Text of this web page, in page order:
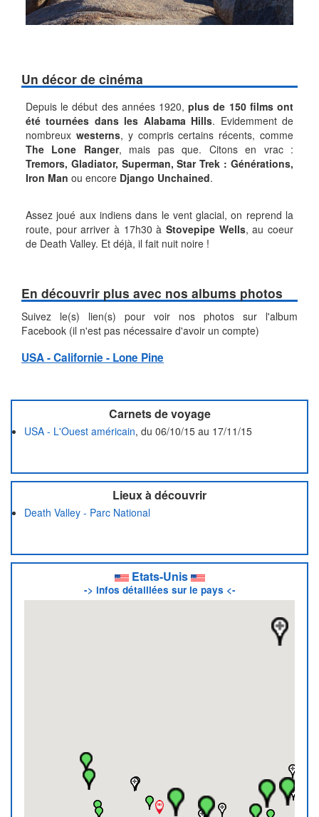
Un décor de cinéma
Depuis le début des années 1920,plus de 150 films ont
été tournées dans les Alabama Hills. Evidemment de
nombreux westerns, y compris certains récents, comme
The Lone Ranger, mais pas que. Citons en vrac :
Tremors, Gladiator, Superman, Star Trek : Générations,
Iron Man ou encore Django Unchained.
Assez joué aux indiens dans le vent glacial, on reprend la
route, pour arriver à 17h30 à Stovepipe Wells, au coeur
de Death Valley. Et déjà, il fait nuit noire !
En découvrir plus avec nos albums photos
Suivez le(s) lien(s) pour voir nos photos sur l'album
Facebook (il n'est pas nécessaire d'avoir un compte)
USA - Californie - Lone Pine
Carnets de voyage
USA - L'Ouest américain, du 06/10/15 au 17/11/15
Lieux à découvrir
Death Valley - Parc National
Etats-Unis
-> infos détaillées sur le pays <-